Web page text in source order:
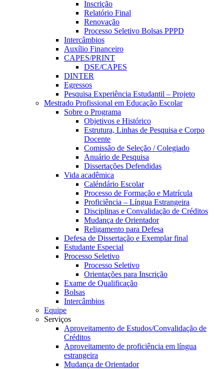
Inscrição
Relatório Final
Renovação
Processo Seletivo Bolsas PPPD
Intercâmbios
Auxílio Financeiro
CAPES/PRINT
DSE/CAPES
DINTER
Egressos
Pesquisa Experiência Estudantil – Projeto
Mestrado Profissional em Educação Escolar
Sobre o Programa
Objetivos e Histórico
Estrutura, Linhas de Pesquisa e Corpo
Docente
Comissão de Seleção / Colegiado
Anuário de Pesquisa
Dissertações Defendidas
Vida acadêmica
Caléndário Escolar
Processo de Formação e Matrícula
Proficiência – Língua Estrangeira
Disciplinas e Convalidação de Créditos
Mudança de Orientador
Religamento para Defesa
Defesa de Dissertação e Exemplar final
Estudante Especial
Processo Seletivo
Processo Seletivo
Orientações para Inscrição
Exame de Qualificação
Bolsas
Intercâmbios
Equipe
Serviços
Aproveitamento de Estudos/Convalidação de
Créditos
Aproveitamento de proficiência em língua
estrangeira
Mudança de Orientador